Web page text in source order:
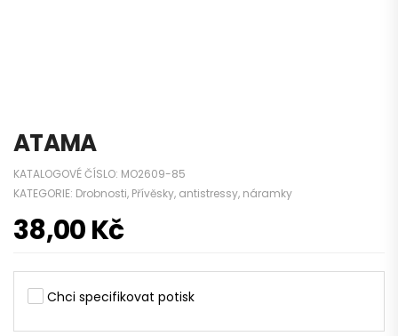
ATAMA
KATALOGOVÉ ČÍSLO: MO2609-85
KATEGORIE: Drobnosti, Přívěsky, antistressy, náramky
38,00Kč
Chci specifikovat potisk